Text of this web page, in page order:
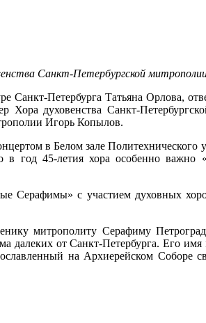
Санкт-Петербургской
Санкт-Петербурга Татьяна Орлова,
Хора духовенства Санкт-
Игорь Копылов.
в Белом зале Политехнического
год 45-летия хора особенно важно
Серафимы» с участием духовных
митрополиту Серафиму
от Санкт-Петербурга. Его имя
на Архиерейском Соборе